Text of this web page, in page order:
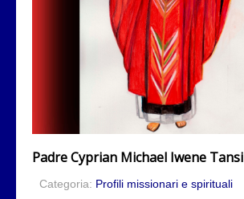
Padre Cyprian Michael Iwene Tansi
Categoria: Profili missionari e spirituali